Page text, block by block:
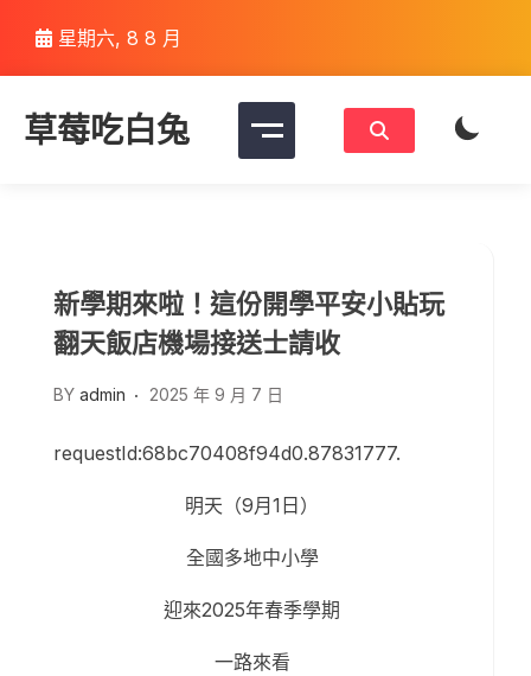
content
星期六, 8 8 月
草莓吃白兔
新學期來啦！這份開學平安小貼玩
翻天飯店機場接送士請收
BY admin 2025 年 9 月 7 日
requestId:68bc70408f94d0.87831777.
明天（9月1日）
全國多地中小學
迎來2025年春季學期
一路來看